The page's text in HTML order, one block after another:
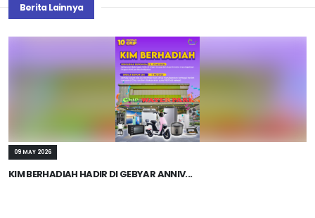
Berita Lainnya
09 MAY 2026
KIM BERHADIAH HADIR DI GEBYAR ANNIV...